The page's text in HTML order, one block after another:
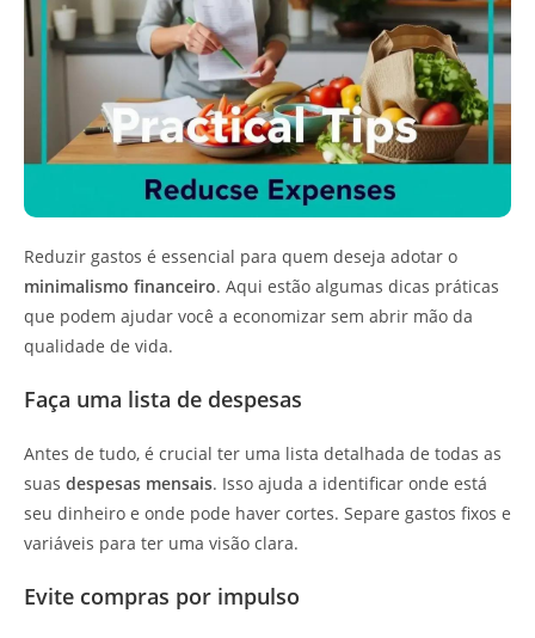
Reduzir gastos é essencial para quem deseja adotar o
minimalismo financeiro. Aqui estão algumas dicas práticas
que podem ajudar você a economizar sem abrir mão da
qualidade de vida.
Faça uma lista de despesas
Antes de tudo, é crucial ter uma lista detalhada de todas as
suas despesas mensais. Isso ajuda a identificar onde está
seu dinheiro e onde pode haver cortes. Separe gastos fixos e
variáveis para ter uma visão clara.
Evite compras por impulso